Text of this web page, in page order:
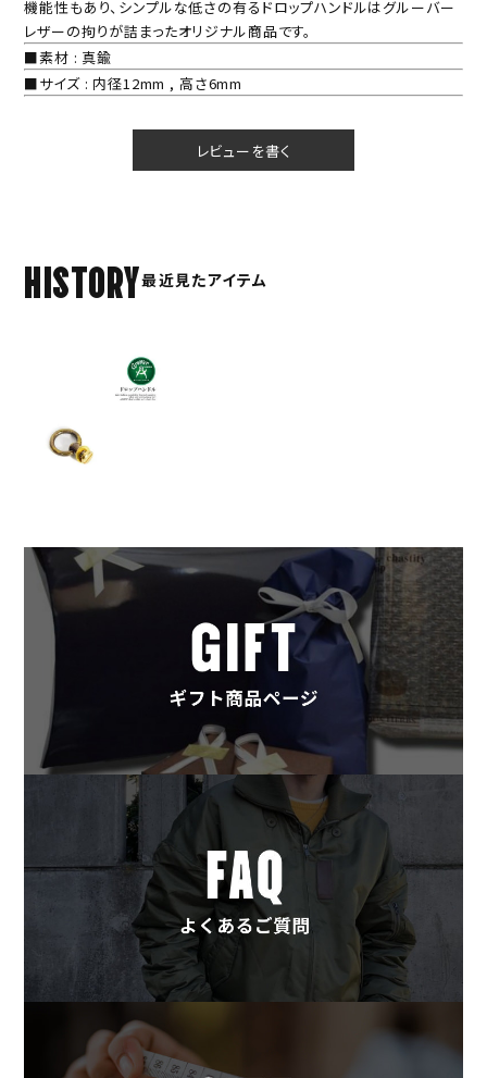
機能性もあり、シンプルな低さの有るドロップハンドルはグルーバー
レザーの拘りが詰まったオリジナル商品です。
■素材 : 真鍮
■サイズ : 内径12mm , 高さ6mm
レビューを書く
HISTORY最近見たアイテム